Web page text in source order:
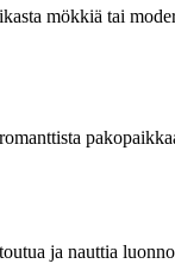
mökkiä tai
ja nauttia